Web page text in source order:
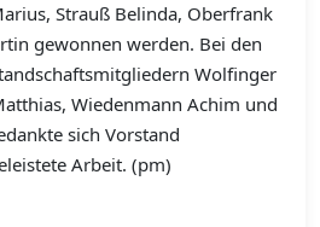
Strauß Belinda, Oberfrank
gewonnen werden. Bei den
Wolfinger
Wiedenmann Achim und
sich Vorstand
Arbeit. (pm)